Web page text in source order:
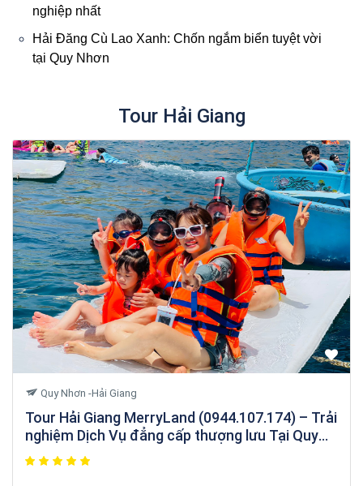
nghiệp nhất
Hải Đăng Cù Lao Xanh: Chốn ngắm biển tuyệt vời
tại Quy Nhơn
Tour Hải Giang
Quy Nhơn -Hải Giang
Tour Hải Giang MerryLand (0944.107.174) – Trải
nghiệm Dịch Vụ đẳng cấp thượng lưu Tại Quy
Nhơn